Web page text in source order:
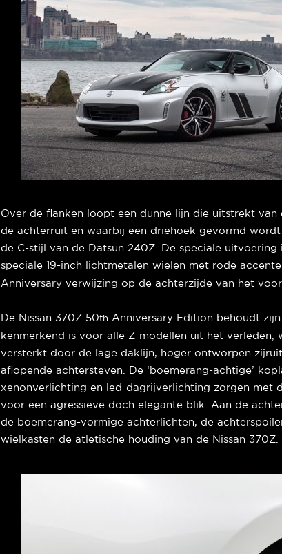
Over de flanken loopt een dunne lijn die uitstrekt van
de achterruit en waarbij een driehoek gevormd
de C-stijl van de Datsun 240Z. De speciale uitvoering
speciale 19-inch lichtmetalen wielen met rode
Anniversary verwijzing op de achterzijde van het
De Nissan 370Z 50th
Anniversary Edition behoudt
kenmerkend is voor alle Z-modellen uit het verleden,
versterkt door de lage daklijn, hoger ontworpen
aflopende achtersteven. De ‘boemerang-achtige’
xenonverlichting en led-dagrijverlichting zorgen met
voor een agressieve doch elegante blik. Aan de
de boemerang-vormige achterlichten, de
wielkasten de atletische houding van de Nissan 370Z.